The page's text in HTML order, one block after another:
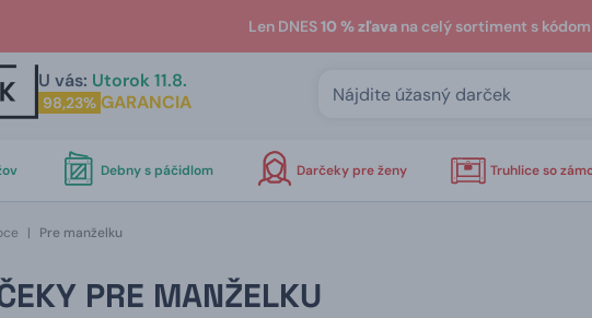
Len DNES10 % zľavana celý sortiment s kódom
U vás: Utorok 11.8.
98,23% GARANCIA
Debny s páčidlom Darčeky pre ženy Truhlice so
| Pre manželku
PRE MANŽELKU